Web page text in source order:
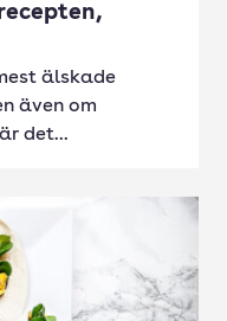
älskade
även om
det...